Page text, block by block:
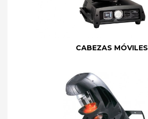
CABEZAS MÓVILES